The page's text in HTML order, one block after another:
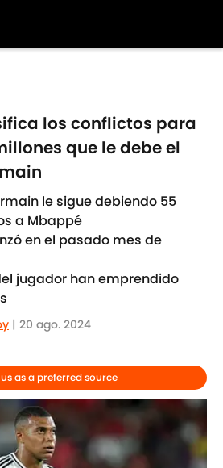
los conflictos para
que le debe el
le sigue debiendo 55
a Mbappé
en el pasado mes de
jugador han emprendido
| 20 ago. 2024
as a preferred source